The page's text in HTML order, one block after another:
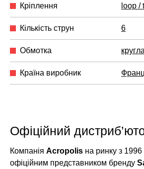
Кріплення loop /
Кількість струн 6
Обмотка
Країна виробник
Офіційний
Компанія Acropolis на ринку з 1996
офіційним представником бренду